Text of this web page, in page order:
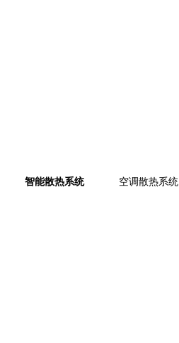
智能散热系统 空调散热系统